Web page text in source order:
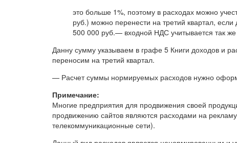
это больше 1%, поэтому в расходах можно
руб.) можно перенести на третий квартал,
500 000 руб.— входной НДС учитывается так
Данну сумму указываем в графе 5 Книги доходов и
переносим на третий квартал.
— Расчет суммы нормируемых расходов нужно
Примечание:
Многие предприятия для продвижения своей
продвижению сайтов являются расходами на
телекоммуникационные сети).